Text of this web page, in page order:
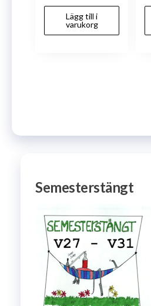
Lägg till i
varukorg
Semesterstängt